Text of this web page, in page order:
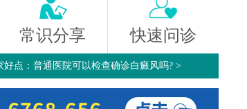
常识分享 快速问诊
好点：普通医院可以检查确诊白癜风吗? >